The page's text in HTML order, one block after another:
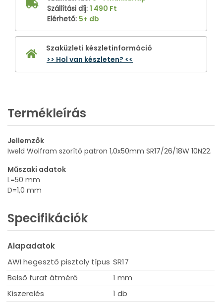
Szállítási díj: 1 490 Ft
Elérhető: 5+ db
Szaküzleti készletinformáció
>> Hol van készleten? <<
Termékleírás
Jellemzők
Iweld Wolfram szorító patron 1,0x50mm SR17/26/18W 10N22.
Műszaki adatok
L=50 mm
D=1,0 mm
Specifikációk
Alapadatok
AWI hegesztő pisztoly típus SR17
Belső furat átmérő
1 mm
Kiszerelés
1 db